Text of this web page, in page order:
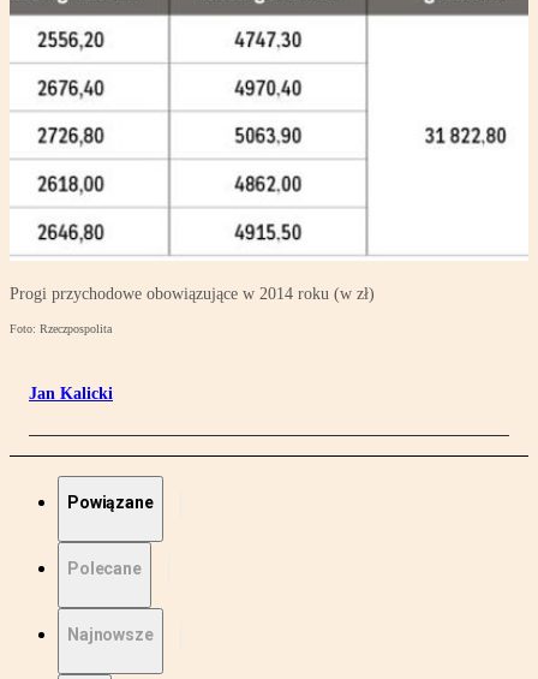
Progi przychodowe obowiązujące w 2014 roku (w zł)
Foto: Rzeczpospolita
Jan Kalicki
Powiązane
Polecane
Najnowsze